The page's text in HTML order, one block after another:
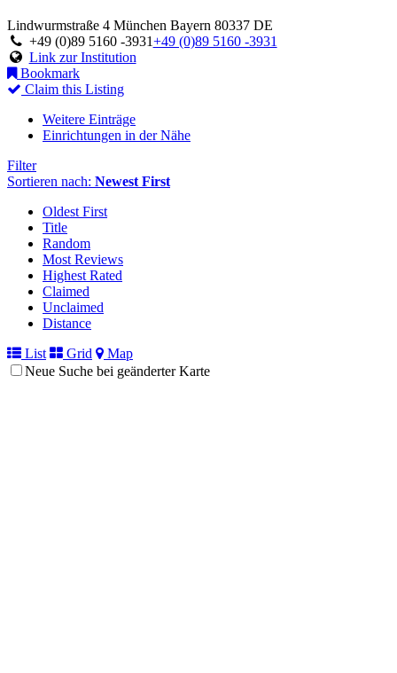
Lindwurmstraße 4 München Bayern 80337 DE
+49 (0)89 5160 -3931+49 (0)89 5160 -3931
Link zur Institution
Bookmark
Claim this Listing
Weitere Einträge
Einrichtungen in der Nähe
Filter
Sortieren nach: Newest First
Oldest First
Title
Random
Most Reviews
Highest Rated
Claimed
Unclaimed
Distance
List
Grid
Map
Neue Suche bei geänderter Karte